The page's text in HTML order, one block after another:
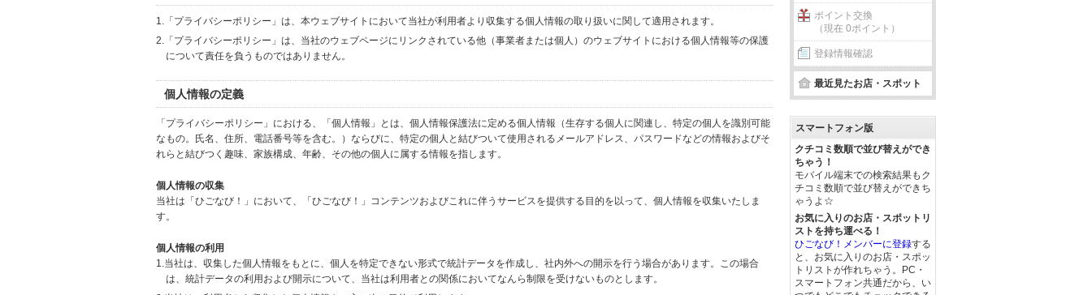
1.「プライバシーポリシー」は、本ウェブサイトにおいて当社が利用者より収集する個人情報の取り扱いに関して適用されます。
2.「プライバシーポリシー」は、当社のウェブページにリンクされている他（事業者または個人）のウェブサイトにおける個人情報等の保護
について責任を負うものではありません。
個人情報の定義
「プライバシーポリシー」における、「個人情報」とは、個人情報保護法に定める個人情報（生存する個人に関連し、特定の個人を識別可能
なもの。氏名、住所、電話番号等を含む。）ならびに、特定の個人と結びついて使用されるメールアドレス、パスワードなどの情報およびそ
れらと結びつく趣味、家族構成、年齢、その他の個人に属する情報を指します。
個人情報の収集
当社は「ひごなび！」において、「ひごなび！」コンテンツおよびこれに伴うサービスを提供する目的を以って、個人情報を収集いたしま
す。
個人情報の利用
1.当社は、収集した個人情報をもとに、個人を特定できない形式で統計データを作成し、社内外への開示を行う場合があります。この場合
は、統計データの利用および開示について、当社は利用者との関係においてなんら制限を受けないものとします。
ポイント交換
（現在 0ポイント）
登録情報確認
最近見たお店・スポット
スマートフォン版
クチコミ数順で並び替えができ
ちゃう！
モバイル端末での検索結果もク
チコミ数順で並び替えができち
ゃうよ☆
お気に入りのお店・スポットリ
ストを持ち運べる！
ひごなび！メンバーに登録する
と、お気に入りのお店・スポッ
トリストが作れちゃう。PC・
スマートフォン共通だから、い